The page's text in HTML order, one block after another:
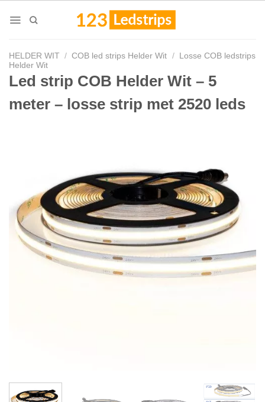
HELDER WIT / COB led strips Helder Wit / Losse COB ledstrips
Helder Wit
Led strip COB Helder Wit – 5
meter – losse strip met 2520 leds